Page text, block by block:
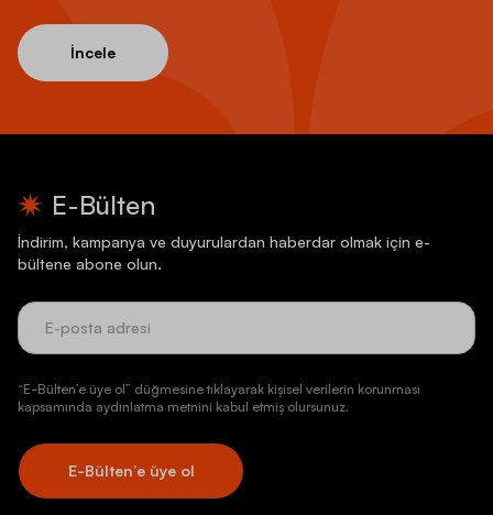
İncele
E-Bülten
İndirim, kampanya ve duyurulardan haberdar olmak için e-
bültene abone olun.
“E-Bülten’e üye ol” düğmesine tıklayarak kişisel verilerin korunması
kapsamında aydınlatma metnini kabul etmiş olursunuz.
E-Bülten’e üye ol